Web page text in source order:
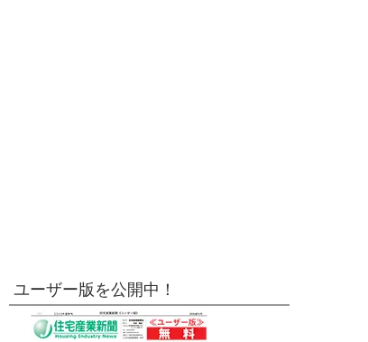
ユーザー版を公開中！